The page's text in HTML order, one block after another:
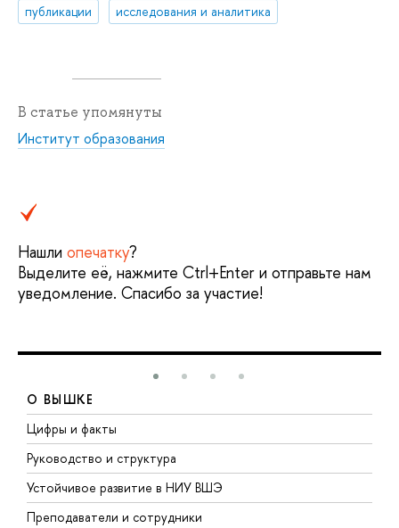
публикации исследования и аналитика
В статье упомянуты
Институт образования
Нашли опечатку?
Выделите её, нажмите Ctrl+Enter и отправьте нам
уведомление. Спасибо за участие!
О ВЫШКЕ
Цифры и факты
Руководство и структура
Устойчивое развитие в НИУ ВШЭ
Преподаватели и сотрудники